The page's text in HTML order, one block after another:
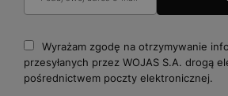
Wyrażam zgodę na otrzymywanie
przesyłanych przez WOJAS S.A. drogą
pośrednictwem poczty elektronicznej.